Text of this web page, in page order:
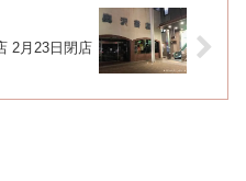
2月23日閉店